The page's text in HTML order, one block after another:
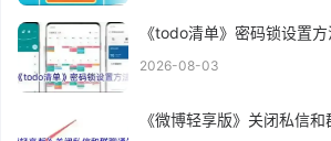
《todo清单》密码锁设置
2026-08-03
《微博轻享版》关闭私信